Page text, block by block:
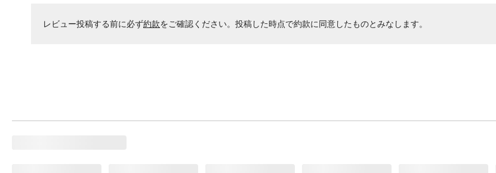
レビュー投稿する前に必ず約款をご確認ください。投稿した時点で約款に同意したものとみなします。